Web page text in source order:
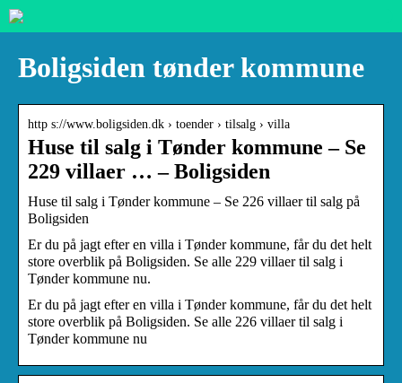
Boligsiden tønder kommune
http s://www.boligsiden.dk › toender › tilsalg › villa
Huse til salg i Tønder kommune – Se
229 villaer … – Boligsiden
Huse til salg i Tønder kommune – Se 226 villaer til salg på
Boligsiden
Er du på jagt efter en villa i Tønder kommune, får du det helt
store overblik på Boligsiden. Se alle 229 villaer til salg i
Tønder kommune nu.
Er du på jagt efter en villa i Tønder kommune, får du det helt
store overblik på Boligsiden. Se alle 226 villaer til salg i
Tønder kommune nu